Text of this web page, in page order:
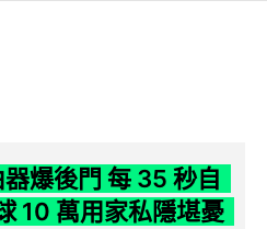
爆後門 每 35 秒自
10 萬用家私隱堪憂